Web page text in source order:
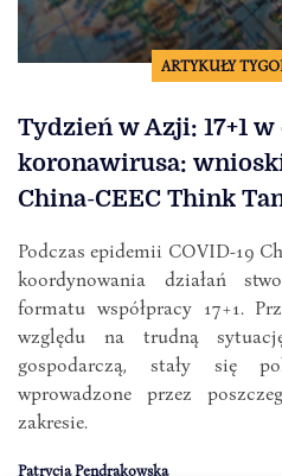
ARTYKUŁY
Tydzień w Azji: 17+1
koronawirusa:
China-CEEC Think
Podczas epidemii COVID-19
koordynowania działań
formatu współpracy 17+1.
względu na trudną
gospodarczą, stały się
wprowadzone przez
zakresie.
Patrycja Pendrakowska